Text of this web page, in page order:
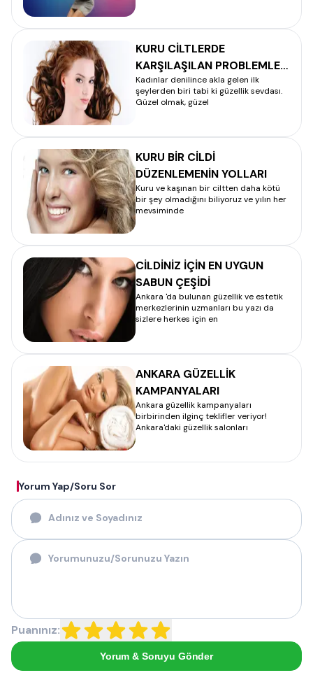
KURU CİLTLERDE
KARŞILAŞILAN PROBLEMLER
– CİLT BAKIMI
Kadınlar denilince akla gelen ilk
şeylerden biri tabi ki güzellik sevdası.
Güzel olmak, güzel
KURU BİR CİLDİ
DÜZENLEMENİN YOLLARI
Kuru ve kaşınan bir ciltten daha kötü
bir şey olmadığını biliyoruz ve yılın her
mevsiminde
CİLDİNİZ İÇİN EN UYGUN
SABUN ÇEŞİDİ
Ankara 'da bulunan güzellik ve estetik
merkezlerinin uzmanları bu yazı da
sizlere herkes için en
ANKARA GÜZELLİK
KAMPANYALARI
Ankara güzellik kampanyaları
birbirinden ilginç teklifler veriyor!
Ankara'daki güzellik salonları
Yorum Yap/Soru Sor
Puanınız:
Yorum & Soruyu Gönder